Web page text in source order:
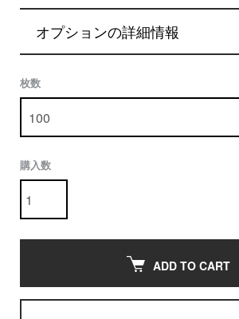
オプションの詳細情報
枚数
購入数
ADD TO CART